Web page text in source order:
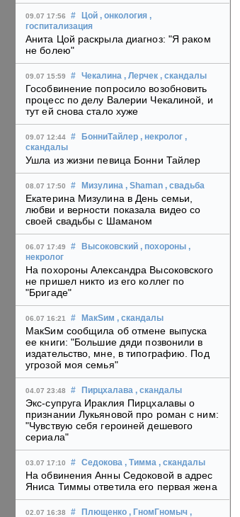
09.07 17:56 # Цой , онкология ,
госпитализация
Анита Цой раскрыла диагноз: "Я раком
не болею"
09.07 15:59 # Чекалина , Лерчек , скандалы
Гособвинение попросило возобновить
процесс по делу Валерии Чекалиной, и
тут ей снова стало хуже
09.07 12:44 # БонниТайлер , некролог ,
скандалы
Ушла из жизни певица Бонни Тайлер
08.07 17:50 # Мизулина , Shaman , свадьба
Екатерина Мизулина в День семьи,
любви и верности показала видео со
своей свадьбы с Шаманом
06.07 17:49 # Высоковский , похороны ,
некролог
На похороны Александра Высоковского
не пришел никто из его коллег по
"Бригаде"
06.07 16:21 # МакSим , скандалы
МакSим сообщила об отмене выпуска
ее книги: "Большие дяди позвонили в
издательство, мне, в типографию. Под
угрозой моя семья"
04.07 23:48 # Пирцхалава , скандалы
Экс-супруга Ираклия Пирцхалавы о
признании Лукьяновой про роман с ним:
"Чувствую себя героиней дешевого
сериала"
03.07 17:10 # Седокова , Тимма , скандалы
На обвинения Анны Седоковой в адрес
Яниса Тиммы ответила его первая жена
02.07 16:38 # Плющенко , ГномГномыч ,